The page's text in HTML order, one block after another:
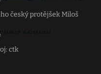
český protějšek Miloš
ctk